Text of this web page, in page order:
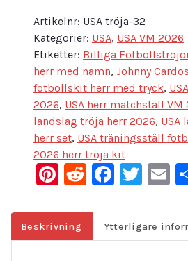
Artikelnr: USA tröja-32
Kategorier: USA, USA VM 2026
Etiketter: Billiga
herr med namn, Johnny
fotbollskit herr med tryck,
2026, USA herr matchställ VM
landslag tröja herr 2026, USA
herr set, USA träningsställ
2026 herr tröja kit
Pinterest
Reddit
Beskrivning Ytterligare